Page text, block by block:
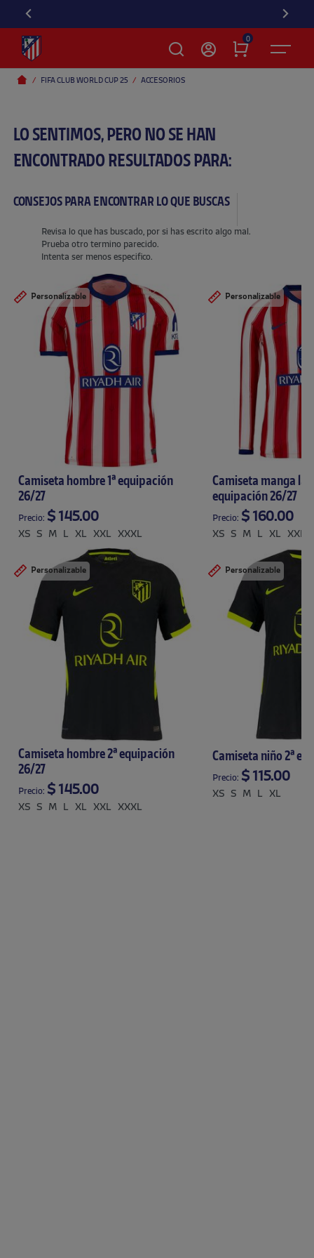
0
FIFA CLUB WORLD CUP 25 ACCESORIOS
LO SENTIMOS, PERO NO SE HAN
ENCONTRADO RESULTADOS PARA:
CONSEJOS PARA ENCONTRAR LO QUE BUSCAS
Revisa lo que has buscado, por si has escrito algo mal.
Prueba otro termino parecido.
Intenta ser menos especifico.
Personalizable
Camiseta hombre 1ª equipación
26/27
Precio: $ 145.00
XS S M L XL XXL XXXL
Personalizable
Camiseta manga
equipación 26/27
Precio: $ 160.00
XS S M L XL XXL
Personalizable
Camiseta hombre 2ª equipación
26/27
Precio: $ 145.00
XS S M L XL XXL XXXL
Personalizable
Camiseta niño 2ª
Precio: $ 115.00
XS S M L XL